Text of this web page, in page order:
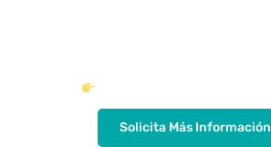
Solicita Más Información